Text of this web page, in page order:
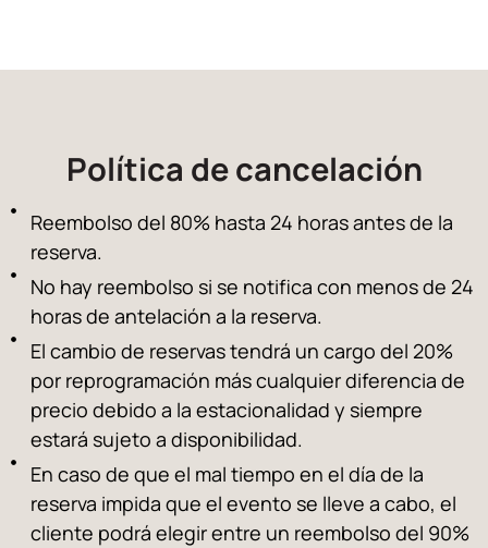
Política de cancelación
Reembolso del 80% hasta 24 horas antes de la
reserva.
No hay reembolso si se notifica con menos de 24
horas de antelación a la reserva.
El cambio de reservas tendrá un cargo del 20%
por reprogramación más cualquier diferencia de
precio debido a la estacionalidad y siempre
estará sujeto a disponibilidad.
En caso de que el mal tiempo en el día de la
reserva impida que el evento se lleve a cabo, el
cliente podrá elegir entre un reembolso del 90%